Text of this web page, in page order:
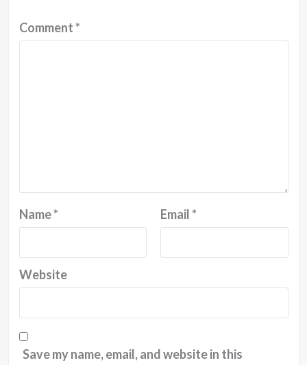
Comment*
Name* Email*
Website
Save my name, email, and website in this